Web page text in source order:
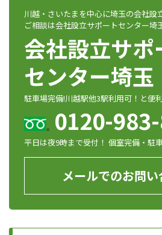
川越・さいたまを中心に埼玉の会社設
ご相談は会社設立サポートセンター埼
会社設立サポ
センター埼玉
駐車場完備!川越駅他3駅利用可！と便
0120-
平日は夜9時まで受付！ 個室完備・駐
メールでのお問